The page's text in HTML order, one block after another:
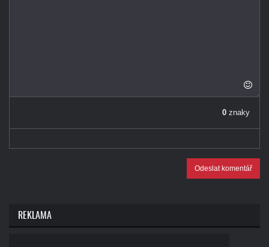
0 znaky
Odeslat komentář
REKLAMA